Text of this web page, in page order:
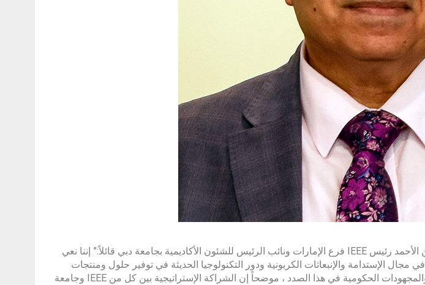
وفي سياق متصل ، صرح الدكتور حسين الأحمد رئيس IEEE فرع الإمارات ونائب الرئيس للشئون الأكاديمية بجامعة دبي قائلاً:” إننا نعي
في مجال الإستدامة والإنبعاثات الكربونية ودور التكنولوجيا الحديثة في توفير حلول ومنتجات
خضراء تتوافق مع الرؤى الإستراتيجية والمجهودات الحكومية في هذا الصدد ، موضحاً إن الشراكة الإستراتيجية بين كل من IEEE وجامعة